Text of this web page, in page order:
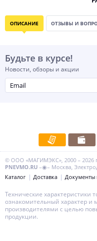
ОПИСАНИЕ ОТЗЫВЫ И
Будьте в курсе!
Новости, обзоры и акции
© ООО «МАГИМЭКС», 2000 – 2026
PNEVMO.RU –◉– Москва,
Каталог
Доставка Документы
Технические характеристики
ознакомительный характер и
производителями с целью
продукции.